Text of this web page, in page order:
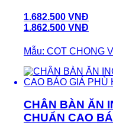
1.682.500 VNĐ
1.862.500 VNĐ
Mẫu: COT CHONG
CHÂN BÀN ĂN
CHUẨN CAO